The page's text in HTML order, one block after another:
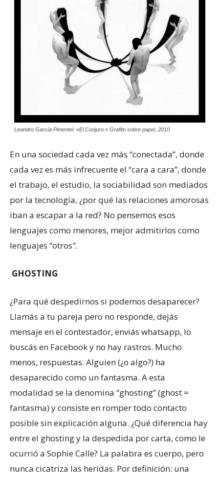
Leandro García Pimentel. «El Conjuro.» Grafito sobre papel, 2010
En una sociedad cada vez más “conectada”, donde
cada vez es más infrecuente el “cara a cara”, donde
el trabajo, el estudio, la sociabilidad son mediados
por la tecnología, ¿por qué las relaciones amorosas
iban a escapar a la red? No pensemos esos
lenguajes como menores, mejor admitirlos como
lenguajes “otros”.
GHOSTING
¿Para qué despedirnos si podemos desaparecer?
Llamás a tu pareja pero no responde, dejás
mensaje en el contestador, enviás whatsapp, lo
buscás en Facebook y no hay rastros. Mucho
menos, respuestas. Alguien (¿o algo?) ha
desaparecido como un fantasma. A esta
modalidad se la denomina “ghosting” (ghost =
fantasma) y consiste en romper todo contacto
posible sin explicación alguna. ¿Qué diferencia hay
entre el ghosting y la despedida por carta, como le
ocurrió a Sophie Calle? La palabra es cuerpo, pero
nunca cicatriza las heridas. Por definición: una